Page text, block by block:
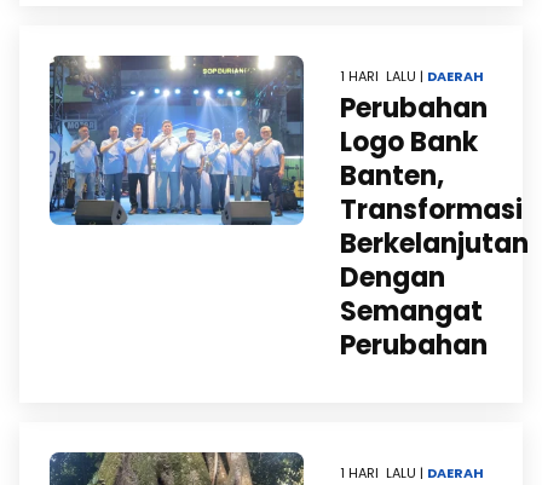
1 HARI LALU | DAERAH
Perubahan
Logo Bank
Banten,
Transformasi
Berkelanjutan
Dengan
Semangat
Perubahan
1 HARI LALU | DAERAH